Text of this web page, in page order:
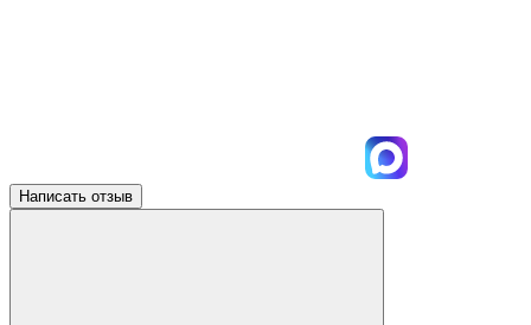
Написать отзыв